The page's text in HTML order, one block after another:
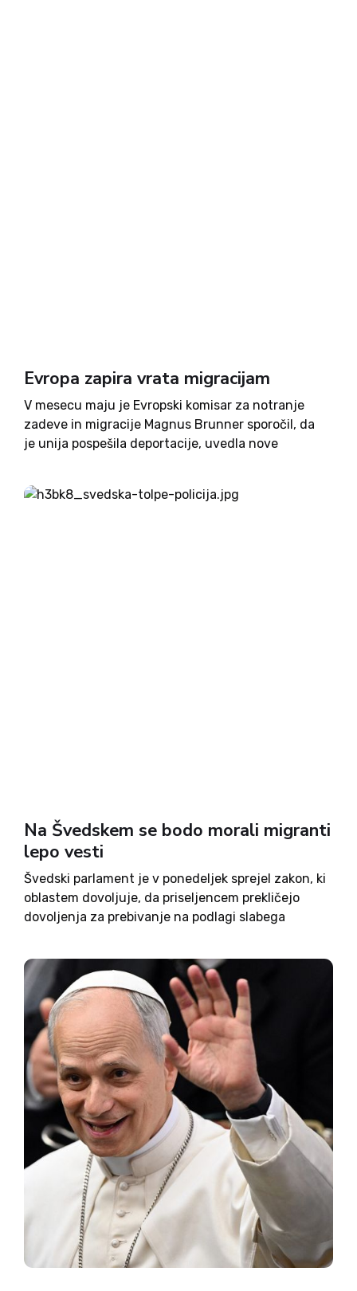
Evropa zapira vrata migracijam
V mesecu maju je Evropski komisar za notranje
zadeve in migracije Magnus Brunner sporočil, da
je unija pospešila deportacije, uvedla nove
identificirajo varnostne grožnje. EU je sicer
prisluhnila ameriškim kritikam glede migracij,...
Na Švedskem se bodo morali migranti
lepo vesti
Švedski parlament je v ponedeljek sprejel zakon, ki
oblastem dovoljuje, da priseljencem prekličejo
dovoljenja za prebivanje na podlagi slabega
dela na črno ali povezave z ekstremističnimi
organizacijami, pišejo tuji mediji. Zakon je del
širšega...